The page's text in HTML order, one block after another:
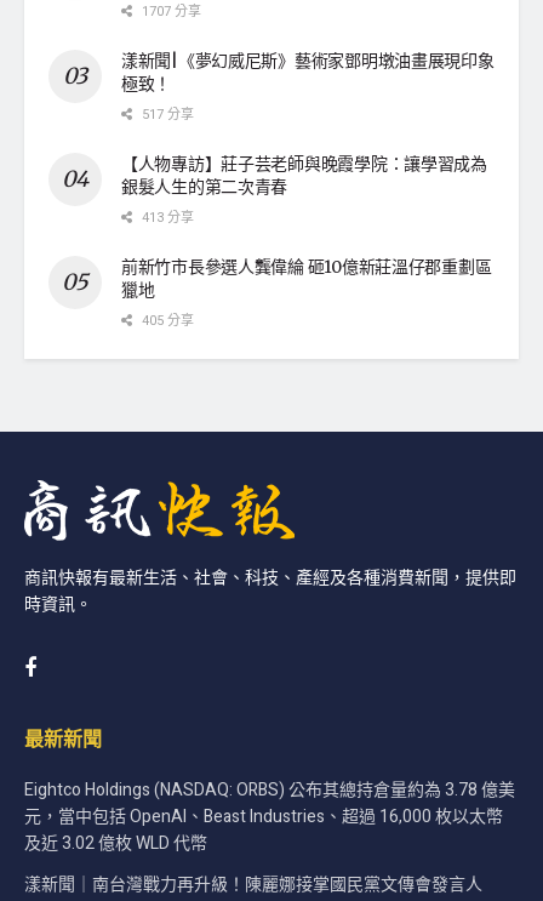
1707 分享
漾新聞|《夢幻威尼斯》藝術家鄧明墩油畫展現印象
極致！
517 分享
【人物專訪】莊子芸老師與晚霞學院：讓學習成為
銀髮人生的第二次青春
413 分享
前新竹市長參選人龔偉綸 砸10億新莊溫仔郡重劃區
獵地
405 分享
商訊快報有最新生活、社會、科技、產經及各種消費新聞，提供即
時資訊。
最新新聞
Eightco Holdings (NASDAQ: ORBS) 公布其總持倉量約為 3.78 億美
元，當中包括 OpenAI、Beast Industries、超過 16,000 枚以太幣
及近 3.02 億枚 WLD 代幣
漾新聞｜南台灣戰力再升級！陳麗娜接掌國民黨文傳會發言人